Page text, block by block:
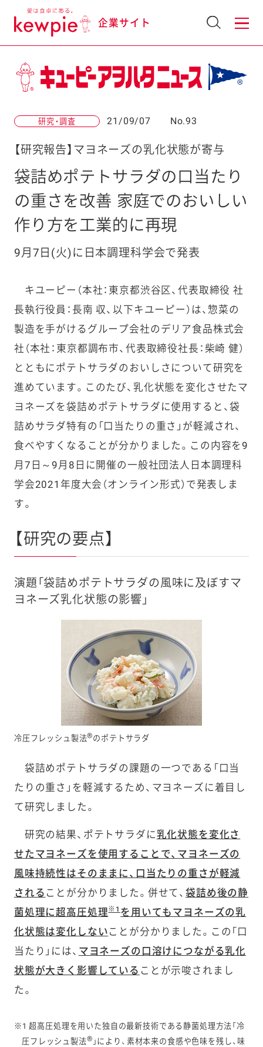
企業サイト
研究・調査 21/09/07 No.93
【研究報告】マヨネーズの乳化状態が寄与
袋詰めポテトサラダの口当たり
の重さを改善 家庭でのおいしい
作り方を工業的に再現
9月7日(火)に日本調理科学会で発表
キユーピー（本社：東京都渋谷区、代表取締役 社
長執行役員：長南 収、以下キユーピー）は、惣菜の
製造を手がけるグループ会社のデリア食品株式会
社（本社：東京都調布市、代表取締役社長：柴崎 健）
とともにポテトサラダのおいしさについて研究を
進めています。このたび、乳化状態を変化させたマ
ヨネーズを袋詰めポテトサラダに使用すると、袋
詰めサラダ特有の「口当たりの重さ」が軽減され、
食べやすくなることが分かりました。この内容を9
月7日～9月8日に開催の一般社団法人日本調理科
学会2021年度大会（オンライン形式）で発表しま
す。
【研究の要点】
演題「袋詰めポテトサラダの風味に及ぼすマ
ヨネーズ乳化状態の影響」
冷圧フレッシュ製法®のポテトサラダ
袋詰めポテトサラダの課題の一つである「口当
たりの重さ」を軽減するため、マヨネーズに着目し
て研究しました。
研究の結果、ポテトサラダに乳化状態を変化さ
せたマヨネーズを使用することで、マヨネーズの
風味持続性はそのままに、口当たりの重さが軽減
される ことが分かりました。併せて、袋詰め後の静
菌処理に超高圧処理※1 を用いてもマヨネーズの乳
化状態は変化しない ことが分かりました。この「口
当たり」には、 マヨネーズの口溶けにつながる乳化
状態が大きく影響している ことが示唆されまし
た。
※1 超高圧処理を用いた独自の最新技術である静菌処理方法「冷
圧フレッシュ製法® 」により、素材本来の食感や色味を残し、味